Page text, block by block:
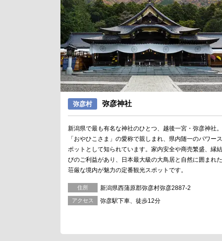
弥彦村 弥彦神社
新潟県で最も有名な神社のひとつ、越後一宮・弥彦神社。
「おやひこさま」の愛称で親しまれ、県内随一のパワース
ポットとして知られています。家内安全や商売繁盛、縁結
びのご利益があり、日本最大級の大鳥居と自然に囲まれた
荘厳な境内が魅力の定番観光スポットです。
住所 新潟県西蒲原郡弥彦村弥彦2887-2
アクセス 弥彦駅下車、徒歩12分